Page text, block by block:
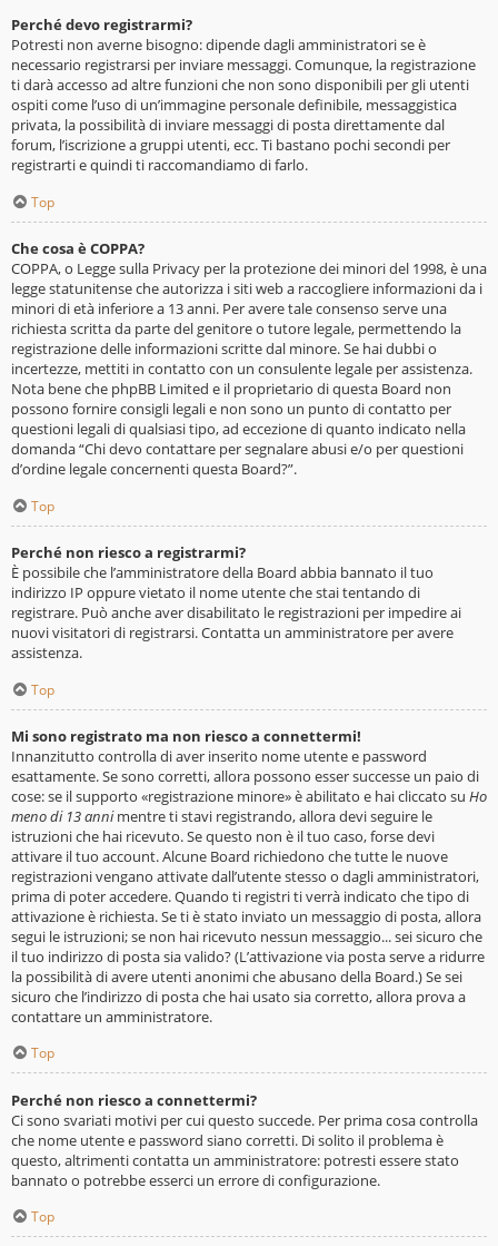
Perché devo registrarmi?
Potresti non averne bisogno: dipende dagli amministratori se è
necessario registrarsi per inviare messaggi. Comunque, la registrazione
ti darà accesso ad altre funzioni che non sono disponibili per gli utenti
ospiti come l’uso di un’immagine personale definibile, messaggistica
privata, la possibilità di inviare messaggi di posta direttamente dal
forum, l’iscrizione a gruppi utenti, ecc. Ti bastano pochi secondi per
registrarti e quindi ti raccomandiamo di farlo.
Top
Che cosa è COPPA?
COPPA, o Legge sulla Privacy per la protezione dei minori del 1998, è una
legge statunitense che autorizza i siti web a raccogliere informazioni da i
minori di età inferiore a 13 anni. Per avere tale consenso serve una
richiesta scritta da parte del genitore o tutore legale, permettendo la
registrazione delle informazioni scritte dal minore. Se hai dubbi o
incertezze, mettiti in contatto con un consulente legale per assistenza.
Nota bene che phpBB Limited e il proprietario di questa Board non
possono fornire consigli legali e non sono un punto di contatto per
questioni legali di qualsiasi tipo, ad eccezione di quanto indicato nella
domanda “Chi devo contattare per segnalare abusi e/o per questioni
d’ordine legale concernenti questa Board?”.
Top
Perché non riesco a registrarmi?
È possibile che l’amministratore della Board abbia bannato il tuo
indirizzo IP oppure vietato il nome utente che stai tentando di
registrare. Può anche aver disabilitato le registrazioni per impedire ai
nuovi visitatori di registrarsi. Contatta un amministratore per avere
assistenza.
Top
Mi sono registrato ma non riesco a connettermi!
Innanzitutto controlla di aver inserito nome utente e password
esattamente. Se sono corretti, allora possono esser successe un paio di
cose: se il supporto «registrazione minore» è abilitato e hai cliccato su Ho
meno di 13 annimentre ti stavi registrando, allora devi seguire le
istruzioni che hai ricevuto. Se questo non è il tuo caso, forse devi
attivare il tuo account. Alcune Board richiedono che tutte le nuove
registrazioni vengano attivate dall’utente stesso o dagli amministratori,
prima di poter accedere. Quando ti registri ti verrà indicato che tipo di
attivazione è richiesta. Se ti è stato inviato un messaggio di posta, allora
segui le istruzioni; se non hai ricevuto nessun messaggio... sei sicuro che
il tuo indirizzo di posta sia valido? (L’attivazione via posta serve a ridurre
la possibilità di avere utenti anonimi che abusano della Board.) Se sei
sicuro che l’indirizzo di posta che hai usato sia corretto, allora prova a
contattare un amministratore.
Top
Perché non riesco a connettermi?
Ci sono svariati motivi per cui questo succede. Per prima cosa controlla
che nome utente e password siano corretti. Di solito il problema è
questo, altrimenti contatta un amministratore: potresti essere stato
bannato o potrebbe esserci un errore di configurazione.
Top